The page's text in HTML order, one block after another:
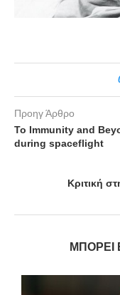
Προηγ Άρθρο
To Immunity and
during spaceflight
Κριτική
ΜΠΟΡΕΊ